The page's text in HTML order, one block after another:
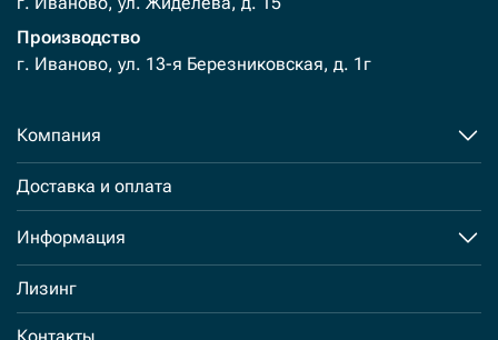
Производство
г. Иваново, ул. 13-я Березниковская, д. 1г
Компания
Доставка и оплата
Информация
Лизинг